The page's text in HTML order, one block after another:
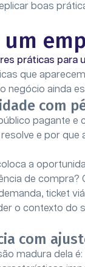
boas
práticas para
que
negócio ainda
com
pagante e
e por que
a
de compra?
ticket
o contexto do
com
madura dela